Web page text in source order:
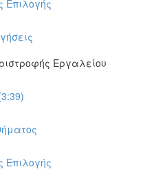
Επιλογής
Εργαλείου
Επιλογής